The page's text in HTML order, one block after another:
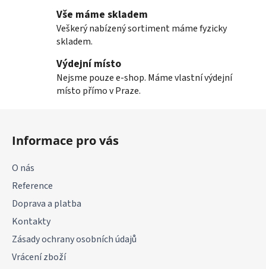
Vše máme skladem
Veškerý nabízený sortiment máme fyzicky
skladem.
Výdejní místo
Nejsme pouze e-shop. Máme vlastní výdejní
místo přímo v Praze.
Informace pro vás
O nás
Reference
Doprava a platba
Kontakty
Zásady ochrany osobních údajů
Vrácení zboží